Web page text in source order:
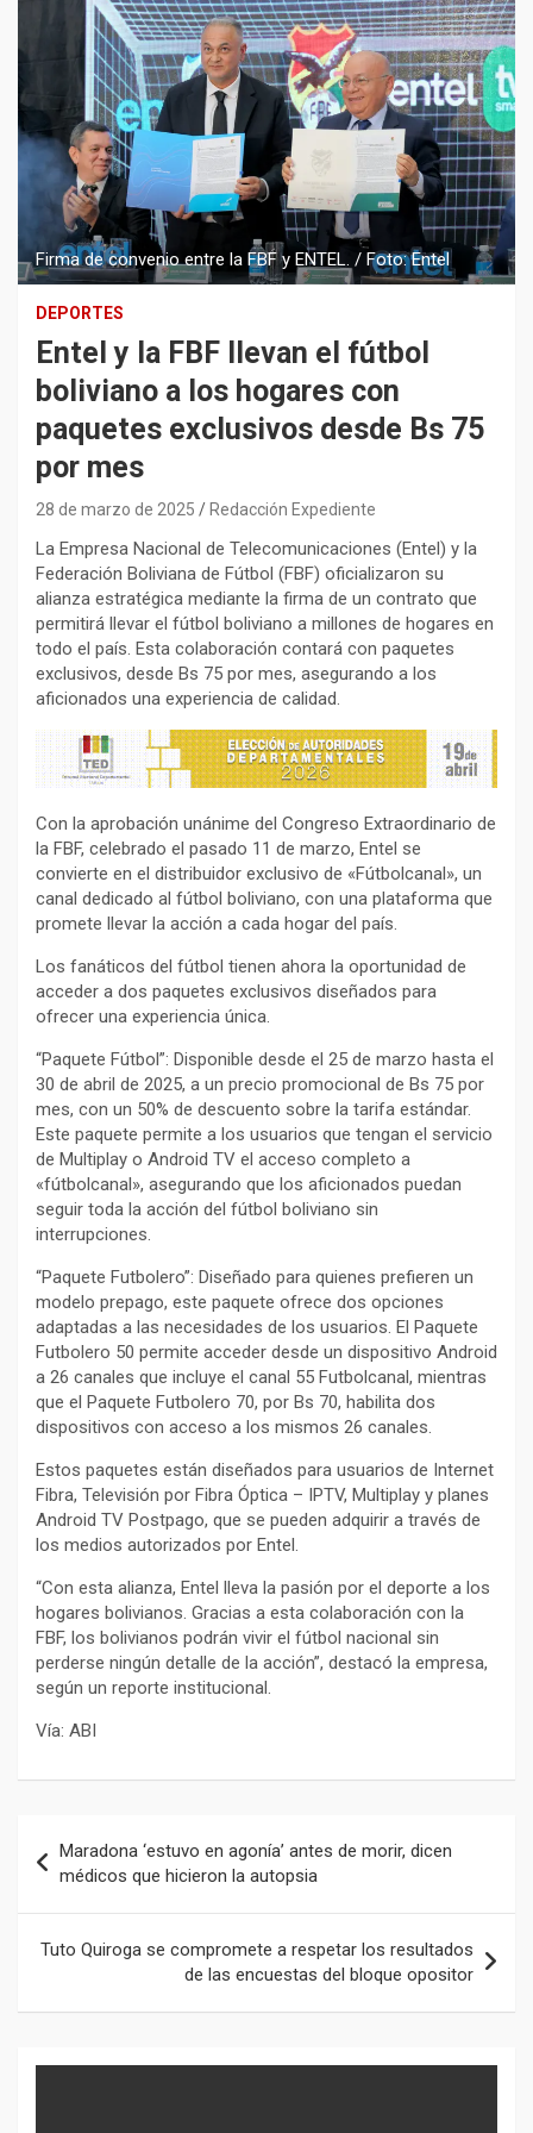
Firma de convenio entre la FBF y ENTEL. / Foto: Entel
DEPORTES
Entel y la FBF llevan el fútbol
boliviano a los hogares con
paquetes exclusivos desde Bs 75
por mes
28 de marzo de 2025 Redacción Expediente
La Empresa Nacional de Telecomunicaciones (Entel) y la
Federación Boliviana de Fútbol (FBF) oficializaron su
alianza estratégica mediante la firma de un contrato que
permitirá llevar el fútbol boliviano a millones de hogares en
todo el país. Esta colaboración contará con paquetes
exclusivos, desde Bs 75 por mes, asegurando a los
aficionados una experiencia de calidad.
Con la aprobación unánime del Congreso Extraordinario de
la FBF, celebrado el pasado 11 de marzo, Entel se
convierte en el distribuidor exclusivo de «Fútbolcanal», un
canal dedicado al fútbol boliviano, con una plataforma que
promete llevar la acción a cada hogar del país.
Los fanáticos del fútbol tienen ahora la oportunidad de
acceder a dos paquetes exclusivos diseñados para
ofrecer una experiencia única.
“Paquete Fútbol”: Disponible desde el 25 de marzo hasta el
30 de abril de 2025, a un precio promocional de Bs 75 por
mes, con un 50% de descuento sobre la tarifa estándar.
Este paquete permite a los usuarios que tengan el servicio
de Multiplay o Android TV el acceso completo a
«fútbolcanal», asegurando que los aficionados puedan
seguir toda la acción del fútbol boliviano sin
interrupciones.
“Paquete Futbolero”: Diseñado para quienes prefieren un
modelo prepago, este paquete ofrece dos opciones
adaptadas a las necesidades de los usuarios. El Paquete
Futbolero 50 permite acceder desde un dispositivo Android
a 26 canales que incluye el canal 55 Futbolcanal, mientras
que el Paquete Futbolero 70, por Bs 70, habilita dos
dispositivos con acceso a los mismos 26 canales.
Estos paquetes están diseñados para usuarios de Internet
Fibra, Televisión por Fibra Óptica – IPTV, Multiplay y planes
Android TV Postpago, que se pueden adquirir a través de
los medios autorizados por Entel.
“Con esta alianza, Entel lleva la pasión por el deporte a los
hogares bolivianos. Gracias a esta colaboración con la
FBF, los bolivianos podrán vivir el fútbol nacional sin
perderse ningún detalle de la acción”, destacó la empresa,
según un reporte institucional.
Vía: ABI
de
entradas
Maradona ‘estuvo en agonía’ antes de morir, dicen
médicos que hicieron la autopsia
Tuto Quiroga se compromete a respetar los resultados
de las encuestas del bloque opositor